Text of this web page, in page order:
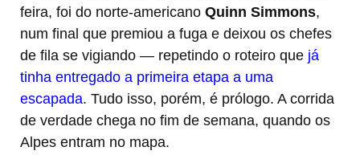
feira, foi do norte-americano Quinn Simmons,
num final que premiou a fuga e deixou os chefes
de fila se vigiando — repetindo o roteiro que já
tinha entregado a primeira etapa a uma
escapada. Tudo isso, porém, é prólogo. A corrida
de verdade chega no fim de semana, quando os
Alpes entram no mapa.